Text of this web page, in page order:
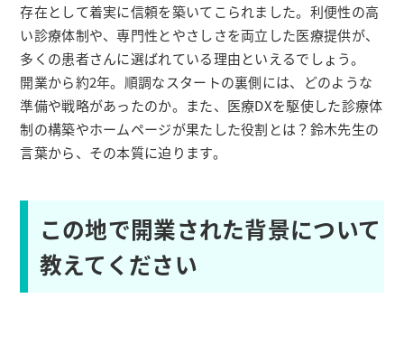
存在として着実に信頼を築いてこられました。利便性の高
い診療体制や、専門性とやさしさを両立した医療提供が、
多くの患者さんに選ばれている理由といえるでしょう。
開業から約2年。順調なスタートの裏側には、どのような
準備や戦略があったのか。また、医療DXを駆使した診療体
制の構築やホームページが果たした役割とは？鈴木先生の
言葉から、その本質に迫ります。
この地で開業された背景について
教えてください